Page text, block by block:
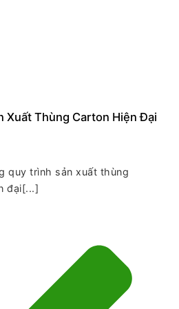
Xuất Thùng Carton Hiện Đại
quy trình sản xuất thùng
đại[...]